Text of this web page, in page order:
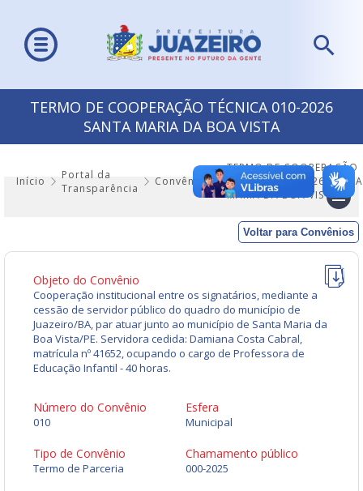
TERMO DE COOPERAÇÃO TÉCNICA 010-2026
SANTA MARIA DA BOA VISTA
Início
Portal da
Transparência
Convênios
TERMO DE COOPERAÇÃO
TÉCNICA 010-2026 SANTA
MARIA DA BOA VISTA
Voltar para Convênios
Objeto do Convênio
Cooperação institucional entre os signatários, mediante a
cessão de servidor público do quadro do município de
Juazeiro/BA, par atuar junto ao município de Santa Maria da
Boa Vista/PE. Servidora cedida: Damiana Costa Cabral,
matrícula nº 41652, ocupando o cargo de Professora de
Educação Infantil - 40 horas.
Número do Convênio
010
Esfera
Municipal
Tipo de Convênio
Termo de Parceria
Chamamento público
000-2025